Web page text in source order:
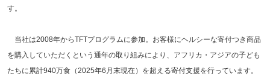
す。
当社は2008年からTFTプログラムに参加。お客様にヘルシーな寄付つき商品
を購入していただくという通年の取り組みにより、アフリカ・アジアの子ども
たちに累計940万食（2025年6月末現在）を超える寄付支援を行っています。